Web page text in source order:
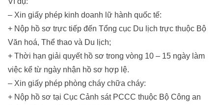
– Xin giấy phép kinh doanh lữ hành quốc tế:
+ Nộp hồ sơ trực tiếp đến Tổng cục Du lịch trực thuộc Bộ
Văn hoá, Thể thao và Du lịch;
+ Thời hạn giải quyết hồ sơ trong vòng 10 – 15 ngày làm
việc kể từ ngày nhận hồ sơ hợp lệ.
– Xin giấy phép phòng cháy chữa cháy:
+ Nộp hồ sơ tại Cục Cảnh sát PCCC thuộc Bộ Công an